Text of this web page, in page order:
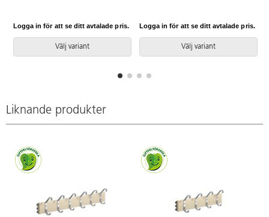
komponenter ur Willesystemet.
Logga in för att se ditt avtalade pris.
Välj variant
stövelförvaring. Lätt att rengöra,
på massiv lackad björk. Höjd 10
cm. Längd pinne: 23 cm.
Logga in för att se ditt avtalade pris.
Välj variant
Liknande produkter